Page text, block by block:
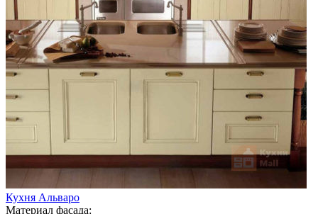
Кухня Альваро
Материал фасада: